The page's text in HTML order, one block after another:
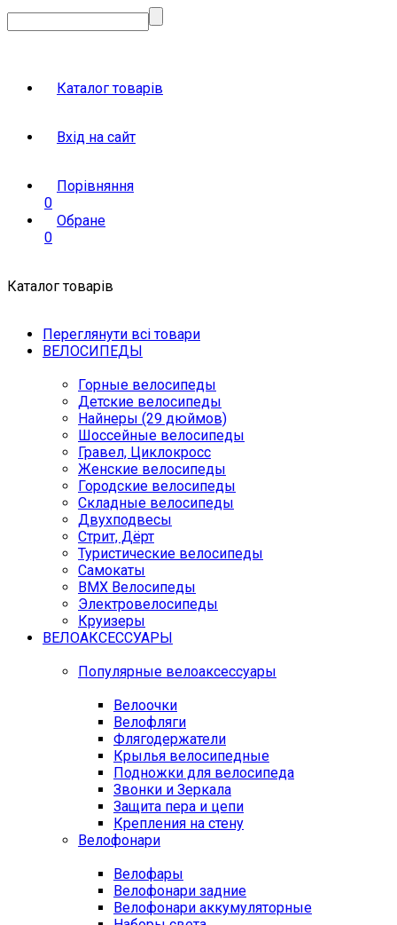
Каталог товарів
Вхід на сайт
Порівняння
0
Обране
0
Каталог товарів
Переглянути всі товари
ВЕЛОСИПЕДЫ
Горные велосипеды
Детские велосипеды
Найнеры (29 дюймов)
Шоссейные велосипеды
Гравел, Циклокросс
Женские велосипеды
Городcкие велосипеды
Складные велосипеды
Двухподвесы
Стрит, Дёрт
Туристические велосипеды
Самокаты
BMX Велосипеды
Электровелосипеды
Круизеры
ВЕЛОАКСЕССУАРЫ
Популярные велоаксессуары
Велоочки
Велофляги
Флягодержатели
Крылья велосипедные
Подножки для велосипеда
Звонки и Зеркала
Защита пера и цепи
Крепления на стену
Велофонари
Велофары
Велофонари задние
Велофонари аккумуляторные